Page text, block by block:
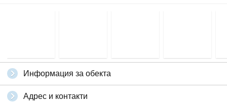
Информация за обекта
Адрес и контакти